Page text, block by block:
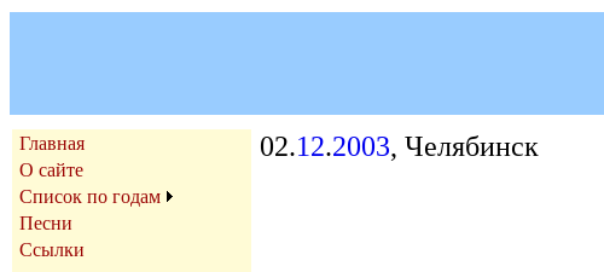
Главная
О сайте
Список по годам
Песни
Ссылки
02.12.2003, Челябинск